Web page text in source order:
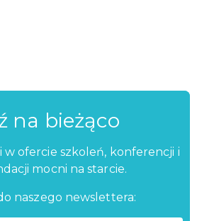
na bieżąco
w ofercie szkoleń, konferencji i
mocni na starcie.
naszego newslettera: